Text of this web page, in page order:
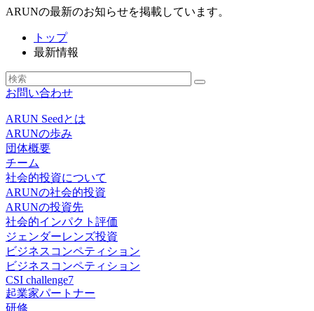
ARUNの最新のお知らせを掲載しています。
トップ
最新情報
お問い合わせ
ARUN Seedとは
ARUNの歩み
団体概要
チーム
社会的投資について
ARUNの社会的投資
ARUNの投資先
社会的インパクト評価
ジェンダーレンズ投資
ビジネスコンペティション
ビジネスコンペティション
CSI challenge7
起業家パートナー
研修